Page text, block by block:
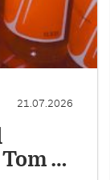
21.07.2026
…